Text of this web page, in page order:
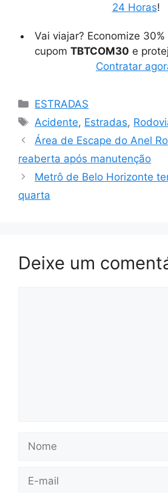
24 Horas!
Vai viajar? Economize
cupom TBTCOM30 e
Contratar
Categorias
ESTRADAS
Tags
Acidente, Estradas,
Área de Escape do Anel
reaberta após manutenção
Metrô de Belo Horizonte
quarta
Deixe um
mail